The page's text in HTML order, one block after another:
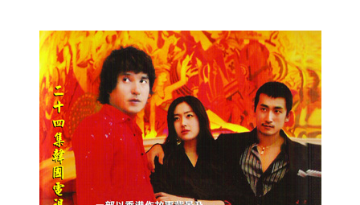
Navigazione immagini